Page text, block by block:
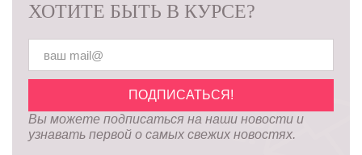
ХОТИТЕ БЫТЬ В КУРСЕ?
Вы можете подписаться на наши новости и
узнавать первой о самых свежих новостях.